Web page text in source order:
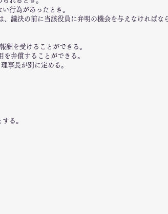
行為があったとき。
議決の前に当該役員に弁明の機会を与えなければな
を受けることができる。
弁償することができる。
事長が別に定める。
る。